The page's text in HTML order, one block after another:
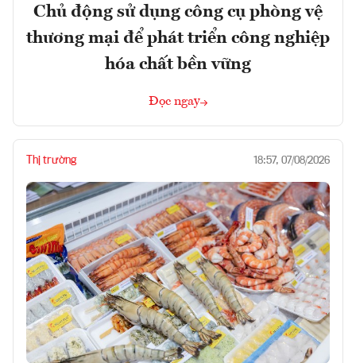
Chủ động sử dụng công cụ phòng vệ
thương mại để phát triển công nghiệp
hóa chất bền vững
Đọc ngay
Thị trường 18:57, 07/08/2026